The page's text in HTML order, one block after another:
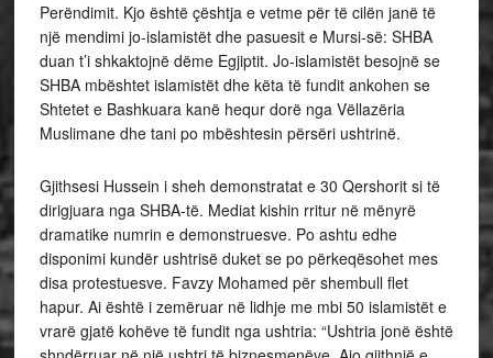
Perëndimit. Kjo është çështja e vetme për të cilën janë të
një mendimi jo-islamistët dhe pasuesit e Mursi-së: SHBA
duan t’i shkaktojnë dëme Egjiptit. Jo-islamistët besojnë se
SHBA mbështet islamistët dhe këta të fundit ankohen se
Shtetet e Bashkuara kanë hequr dorë nga Vëllazëria
Muslimane dhe tani po mbështesin përsëri ushtrinë.
Gjithsesi Hussein i sheh demonstratat e 30 Qershorit si të
dirigjuara nga SHBA-të. Mediat kishin rritur në mënyrë
dramatike numrin e demonstruesve. Po ashtu edhe
disponimi kundër ushtrisë duket se po përkeqësohet mes
disa protestuesve. Favzy Mohamed për shembull flet
hapur. Ai është i zemëruar në lidhje me mbi 50 islamistët e
vrarë gjatë kohëve të fundit nga ushtria: “Ushtria jonë është